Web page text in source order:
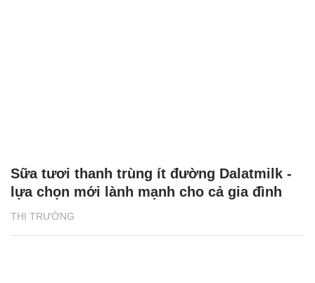
THỊ TRƯỜNG
Sữa tươi thanh trùng ít đường Dalatmilk -
lựa chọn mới lành mạnh cho cả gia đình